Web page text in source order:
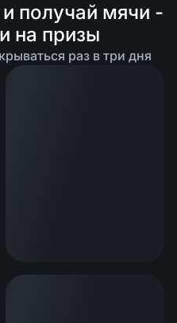
получай мячи -
на призы
раз в три дня